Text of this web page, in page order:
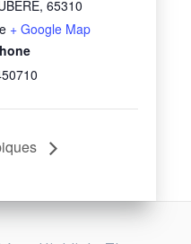
, 65310
+ Google Map